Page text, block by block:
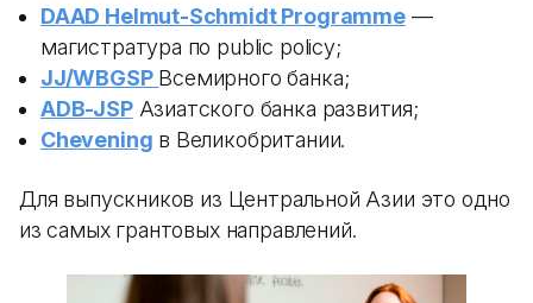
DAAD Helmut-Schmidt Programme—
магистратура по public policy;
JJ/WBGSP Всемирного банка;
ADB-JSPАзиатского банка развития;
Chevening в Великобритании.
Для выпускников из Центральной Азии это одно
из самых грантовых направлений.